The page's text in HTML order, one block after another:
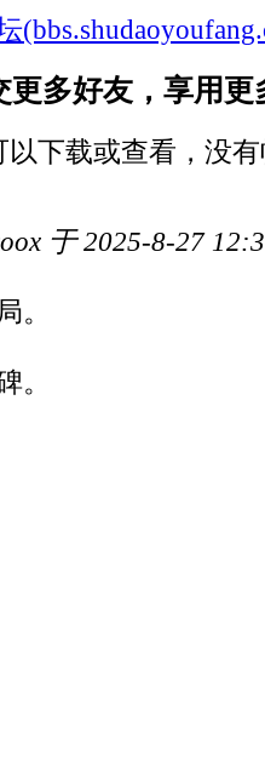
更多好友，享用
以下载或查看，没
于 2025-8-27
。
。